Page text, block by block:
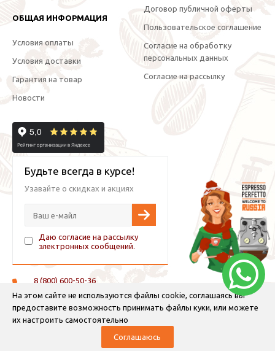
На этом сайте не используются файлы cookie, соглашаясь вы
предоставите возможность принимать файлы куки, или можете
их настроить самостоятельно
Соглашаюсь
ОБЩАЯ ИНФОРМАЦИЯ
Условия оплаты
Условия доставки
Гарантия на товар
Новости
Договор публичной оферты
Пользовательское соглашение
Согласие на обработку
персональных данных
Согласие на рассылку
Будьте всегда в курсе!
Узавайте о скидках и акциях
Даю согласие на рассылку
электронных сообщений.
8 (800) 600-50-36
+7 (921) 882-11-99 (WhatsApp, Viber, Telegram)
info@espressoperfetto.ru
© 2026 Espresso Perfetto — кофейное оборудование и кофе